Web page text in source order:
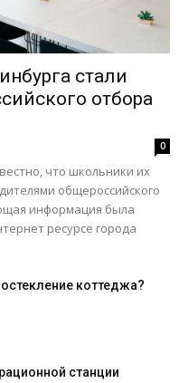
стали
отбора
0
что школьники их
общероссийского
информация была
ресурсе города
коттеджа?
станции